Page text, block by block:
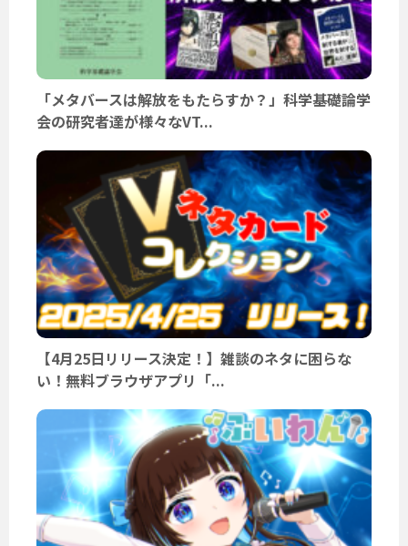
「メタバースは解放をもたらすか？」科学基礎論学
会の研究者達が様々なVT...
【4月25日リリース決定！】雑談のネタに困らな
い！無料ブラウザアプリ「...